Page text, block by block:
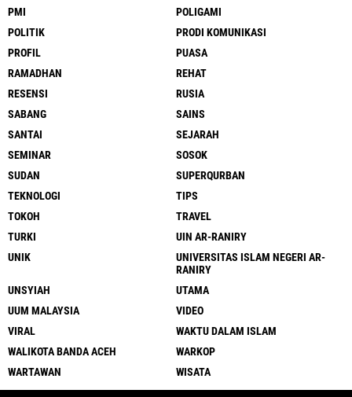
PMI
POLIGAMI
POLITIK
PRODI KOMUNIKASI
PROFIL
PUASA
RAMADHAN
REHAT
RESENSI
RUSIA
SABANG
SAINS
SANTAI
SEJARAH
SEMINAR
SOSOK
SUDAN
SUPERQURBAN
TEKNOLOGI
TIPS
TOKOH
TRAVEL
TURKI
UIN AR-RANIRY
UNIK
UNIVERSITAS ISLAM NEGERI AR-
RANIRY
UNSYIAH
UTAMA
UUM MALAYSIA
VIDEO
VIRAL
WAKTU DALAM ISLAM
WALIKOTA BANDA ACEH
WARKOP
WARTAWAN
WISATA